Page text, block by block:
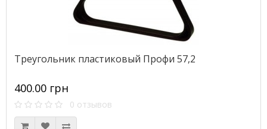
Треугольник пластиковый Профи 57,2
400.00 грн
0 отзывов